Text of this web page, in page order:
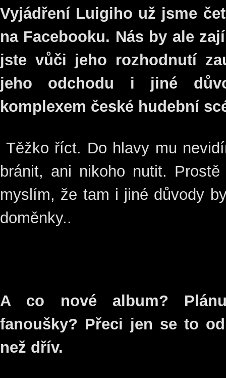
Vyjádření Luigiho už jsme
na Facebooku. Nás by ale
jste vůči jeho rozhodnutí
jeho odchodu i jiné
komplexem české hudební
Těžko říct. Do hlavy mu
bránit, ani nikoho nutit.
myslím, že tam i jiné důvody
doměnky..
A co nové album?
fanoušky? Přeci jen se to
než dřív.